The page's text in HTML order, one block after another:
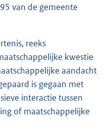
van de gemeente
reeks
kwestie
aandacht
is gegaan met
interactie tussen
of maatschappelijke